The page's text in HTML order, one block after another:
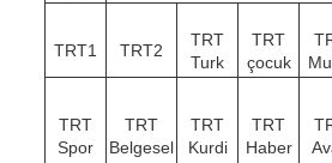
TRT1 TRT2
TRT
Turk
TRT
çocuk
TRT
Spor
TRT
Belgesel
TRT
Kurdi
TRT
Haber